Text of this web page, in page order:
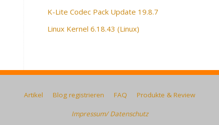
K-Lite Codec Pack Update 19.8.7
Linux Kernel 6.18.43 (Linux)
Artikel Blog registrieren FAQ Produkte & Review
Impressum/ Datenschutz